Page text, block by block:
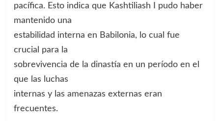
pacífica. Esto indica que Kashtiliash I pudo haber
mantenido una
estabilidad interna en Babilonia, lo cual fue
crucial para la
sobrevivencia de la dinastía en un período en el
que las luchas
internas y las amenazas externas eran
frecuentes.